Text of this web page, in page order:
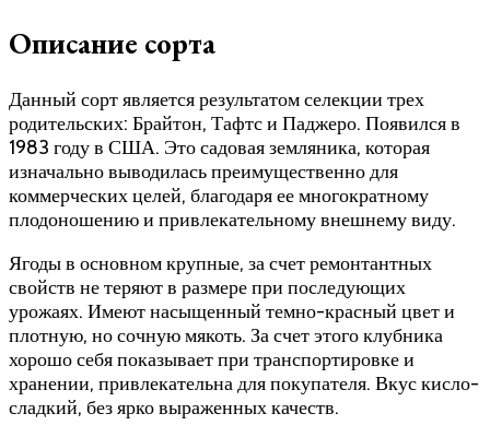
Описание сорта
Данный сорт является результатом селекции трех
родительских: Брайтон, Тафтс и Паджеро. Появился в
1983 году в США. Это садовая земляника, которая
изначально выводилась преимущественно для
коммерческих целей, благодаря ее многократному
плодоношению и привлекательному внешнему виду.
Ягоды в основном крупные, за счет ремонтантных
свойств не теряют в размере при последующих
урожаях. Имеют насыщенный темно-красный цвет и
плотную, но сочную мякоть. За счет этого клубника
хорошо себя показывает при транспортировке и
хранении, привлекательна для покупателя. Вкус кисло-
сладкий, без ярко выраженных качеств.